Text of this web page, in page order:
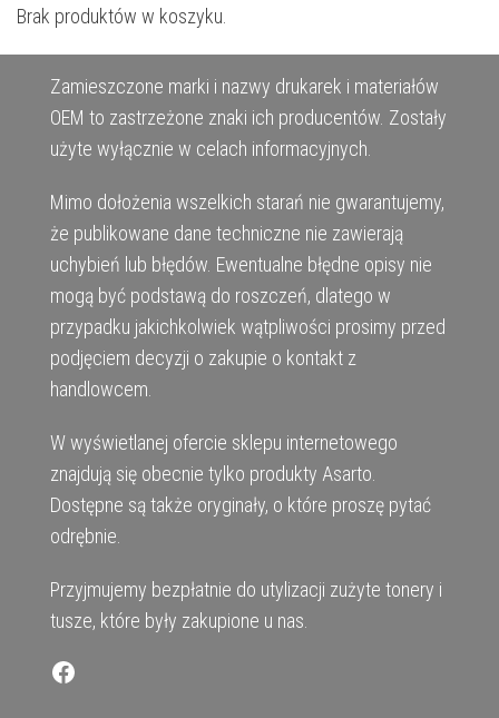
Brak produktów w koszyku.
Zamieszczone marki i nazwy drukarek i materiałów
OEM to zastrzeżone znaki ich producentów. Zostały
użyte wyłącznie w celach informacyjnych.
Mimo dołożenia wszelkich starań nie gwarantujemy,
że publikowane dane techniczne nie zawierają
uchybień lub błędów. Ewentualne błędne opisy nie
mogą być podstawą do roszczeń, dlatego w
przypadku jakichkolwiek wątpliwości prosimy przed
podjęciem decyzji o zakupie o kontakt z
handlowcem.
W wyświetlanej ofercie sklepu internetowego
znajdują się obecnie tylko produkty Asarto.
Dostępne są także oryginały, o które proszę pytać
odrębnie.
Przyjmujemy bezpłatnie do utylizacji zużyte tonery i
tusze, które były zakupione u nas.
Facebook